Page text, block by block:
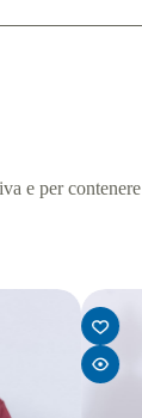
e per